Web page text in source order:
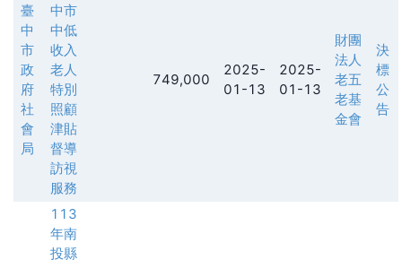
臺
中
市
政
府
社
會
局
中市
中低
收入
老人
特別
照顧
津貼
督導
訪視
服務
749,000
2025-
01-13
2025-
01-13
財團
法人
老五
老基
金會
決
標
公
告
113
年南
投縣